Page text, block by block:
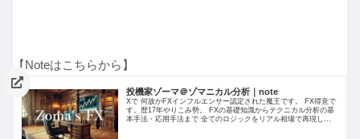
【Noteはこちらから】
投機家ゾーマ＠ゾマニカル分析｜note
Xで 何故かFXインフルエンサー認定された魔王です。 FX得意で
す。歴17年やりこみ勢。 FXの基礎知識からテクニカル分析の基
本手法・応用手法まで 全てのロジックをリアル相場で再現しつ